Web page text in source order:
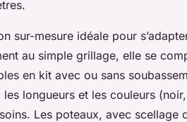
sur-mesure idéale pour
au simple grillage, elle se
en kit avec ou sans
longueurs et les couleurs
Les poteaux, avec scellage